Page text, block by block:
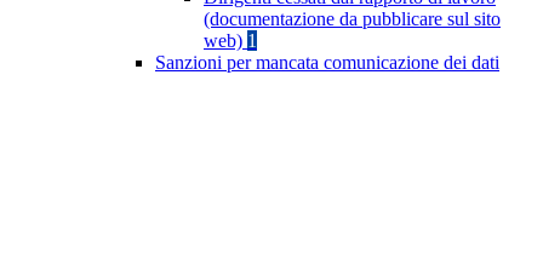
(documentazione da pubblicare sul sito
web) 1
Sanzioni per mancata comunicazione dei dati